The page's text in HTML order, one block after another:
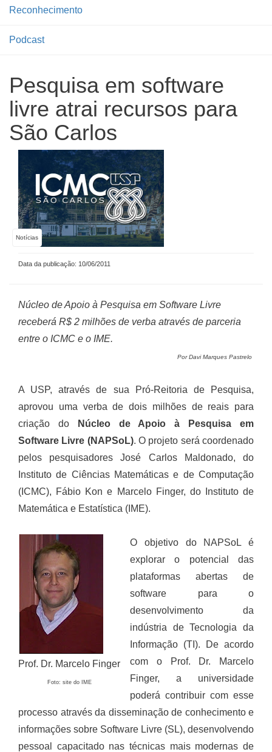
Reconhecimento
Podcast
Pesquisa em software
livre atrai recursos para
São Carlos
Notícias
Data da publicação: 10/06/2011
Núcleo de Apoio à Pesquisa em Software Livre
receberá R$ 2 milhões de verba através de parceria
entre o ICMC e o IME.
Por Davi Marques Pastrelo
A USP, através de sua Pró-Reitoria de Pesquisa,
aprovou uma verba de dois milhões de reais para
criação do
Núcleo de Apoio à Pesquisa em
Software Livre (NAPSoL). O projeto será coordenado
pelos pesquisadores José Carlos Maldonado, do
Instituto de Ciências Matemáticas e de Computação
(ICMC), Fábio Kon e Marcelo Finger, do Instituto de
Matemática e Estatística (IME).
Prof. Dr. Marcelo Finger
Foto: site do IME
O objetivo do NAPSoL é
explorar o potencial das
plataformas abertas de
software para o
desenvolvimento da
indústria de Tecnologia da
Informação (TI). De acordo
com o Prof. Dr. Marcelo
Finger, a universidade
poderá contribuir com esse
processo através da disseminação de conhecimento e
informações sobre Software Livre (SL), desenvolvendo
pessoal capacitado nas técnicas mais modernas de